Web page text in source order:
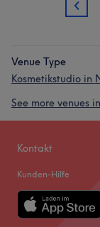
1
Venue Type
Kosmetikstudio in
See more venues
Kontakt
Kunden-Hilfe